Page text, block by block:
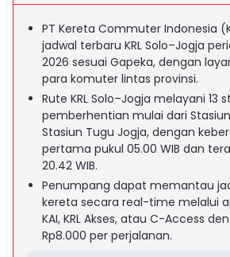
PT Kereta Commuter Indonesia
jadwal terbaru KRL Solo–Jogja
2026 sesuai Gapeka, dengan
para komuter lintas provinsi.
Rute KRL Solo–Jogja melayani 13
pemberhentian mulai dari
Stasiun Tugu Jogja, dengan
pertama pukul 05.00 WIB dan
20.42 WIB.
Penumpang dapat memantau
kereta secara real-time melalui
KAI, KRL Akses, atau C-Access
Rp8.000 per perjalanan.